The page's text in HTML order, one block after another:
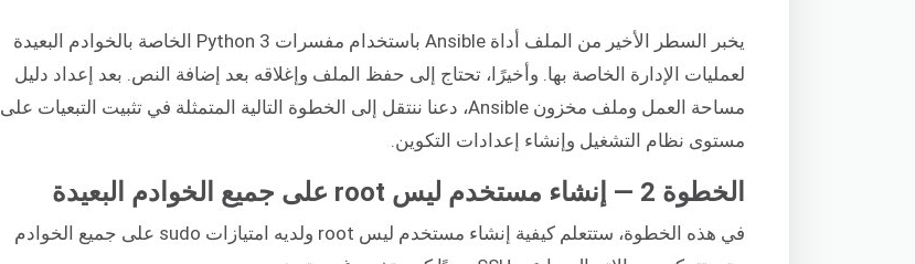
يخبر السطر الأخير من الملف أداة Ansible باستخدام مفسرات Python 3 الخاصة بالخوادم البعيدة
لعمليات الإدارة الخاصة بها. وأخيرًا، تحتاج إلى حفظ الملف وإغلاقه بعد إضافة النص. بعد إعداد دليل
مساحة العمل وملف مخزون Ansible، دعنا ننتقل إلى الخطوة التالية المتمثلة في تثبيت التبعيات على
مستوى نظام التشغيل وإنشاء إعدادات التكوين.
الخطوة 2 — إنشاء مستخدم ليس root على جميع الخوادم البعيدة
في هذه الخطوة، ستتعلم كيفية إنشاء مستخدم ليس root ولديه امتيازات sudo على جميع الخوادم